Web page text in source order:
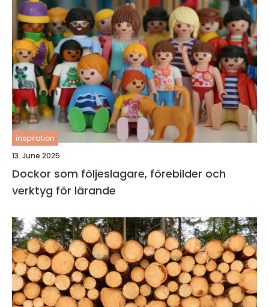
inspiration
13. June 2025
Dockor som följeslagare, förebilder och
verktyg för lärande